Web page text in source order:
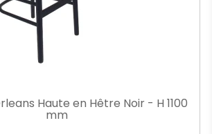
Haute en Hêtre Noir - H 1100
mm